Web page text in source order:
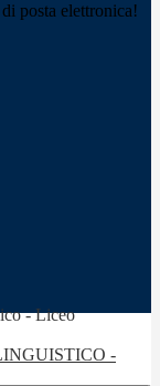
posta elettronica!
-